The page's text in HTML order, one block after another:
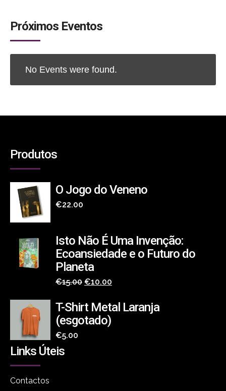
Próximos Eventos
No Events were found.
Produtos
O Jogo do Veneno
€22.00
Isto Não É Uma Invenção:
Ecoansiedade e o Futuro do
Planeta
€15.00 O
original
era:
€10.00
atual
T-Shirt Metal Laranja
(esgotado)
€5.00
Links Úteis
Contactos